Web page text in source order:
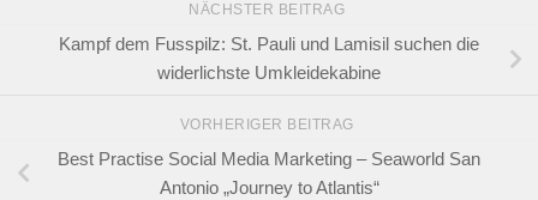
NÄCHSTER BEITRAG
Kampf dem Fusspilz: St. Pauli und Lamisil suchen die
widerlichste Umkleidekabine
VORHERIGER BEITRAG
Best Practise Social Media Marketing – Seaworld San
Antonio „Journey to Atlantis“